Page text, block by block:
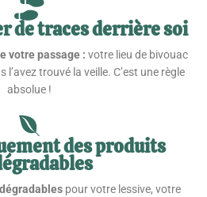
de traces derrière soi
votre passage : votre lieu de bivouac
trouvé la veille. C’est une règle
absolue !
des produits
pour votre lessive, votre